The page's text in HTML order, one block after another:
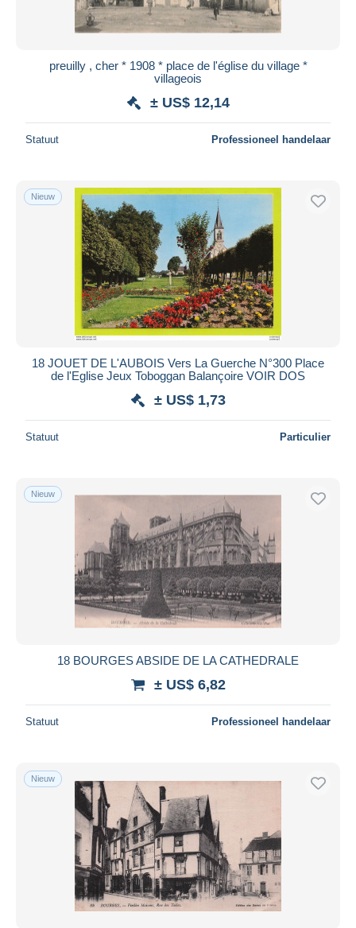
preuilly , cher * 1908 * place de l'église du village *
villageois
± US$ 12,14
Statuut Professioneel handelaar
Nieuw
18 JOUET DE L'AUBOIS Vers La Guerche N°300 Place
de l'Eglise Jeux Toboggan Balançoire VOIR DOS
± US$ 1,73
Statuut Particulier
Nieuw
18 BOURGES ABSIDE DE LA CATHEDRALE
± US$ 6,82
Statuut Professioneel handelaar
Nieuw